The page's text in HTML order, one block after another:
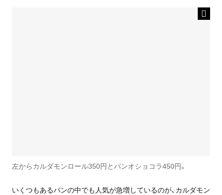
左からカルダモンロール350円とパンオショコラ450円。
いくつもあるパンの中でも人気が急増しているのが、カルダモン